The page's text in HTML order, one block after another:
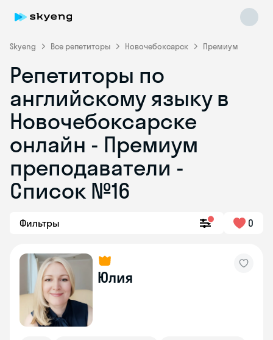
Skyeng Все репетиторы Новочебоксарск Премиум
Репетиторы по
английскому языку в
Новочебоксарске
онлайн - Премиум
преподаватели -
Список №16
Фильтры 0
Юлия
online